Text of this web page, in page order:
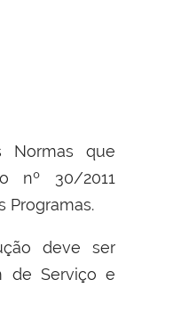
Normas que
nº 30/2011
Programas.
deve ser
de Serviço e